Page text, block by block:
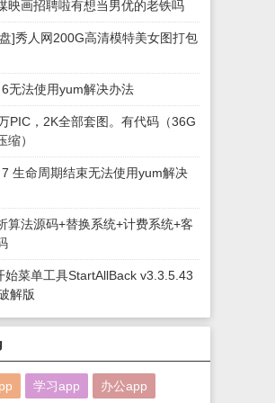
映画招聘啦有想当男优的老铁吗
]秀人网200G高清模特美女图打包
无法使用yum解决办法
PIC，2K全部套图。有代码（36G
缩）
生命周期结束无法使用yum解决
算法源码+替换系统+计费系统+客
始菜单工具StartAllBack v3.3.5.43
解版
学习app 办公app